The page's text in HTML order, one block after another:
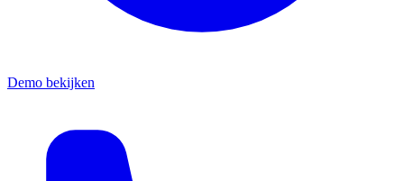
Demo bekijken